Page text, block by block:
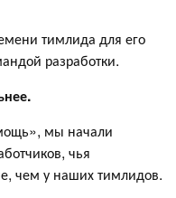
тимлида для его
разработки.
мы начали
чья
чем у наших тимлидов.